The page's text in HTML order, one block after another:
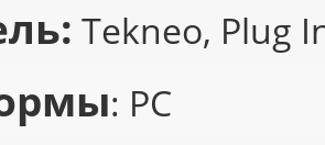
Tekneo, Plug
: PC